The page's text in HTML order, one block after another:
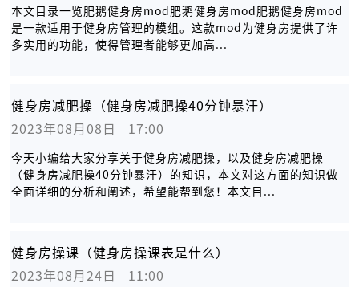
本文目录一览肥鹅健身房mod肥鹅健身房mod肥鹅健身房mod
是一款适用于健身房管理的模组。这款mod为健身房提供了许
多实用的功能，使得管理者能够更加高...
健身房减肥操（健身房减肥操40分钟暴汗）
2023年08月08日   17:00
今天小编给大家分享关于健身房减肥操，以及健身房减肥操
（健身房减肥操40分钟暴汗）的知识，本文对这方面的知识做
全面详细的分析和阐述，希望能帮到您！本文目...
健身房操课（健身房操课表是什么）
2023年08月24日   11:00